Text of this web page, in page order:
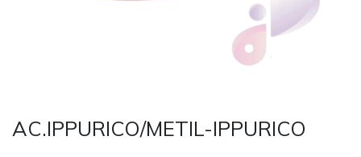
AC.IPPURICO/METIL-IPPURICO